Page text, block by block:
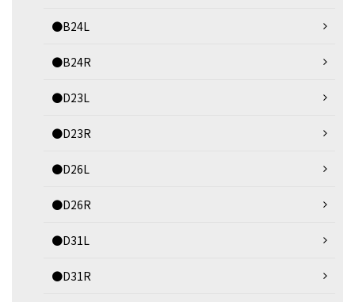
●B24L
●B24R
●D23L
●D23R
●D26L
●D26R
●D31L
●D31R